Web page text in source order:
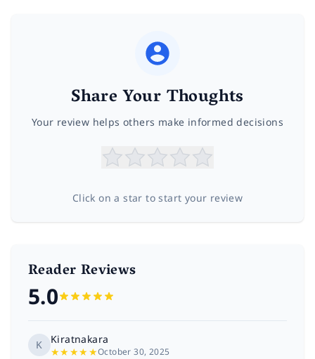
Share Your Thoughts
Your review helps others make informed decisions
Click on a star to start your review
Reader Reviews
5.0
K
Kiratnakara
★★★★★October 30, 2025